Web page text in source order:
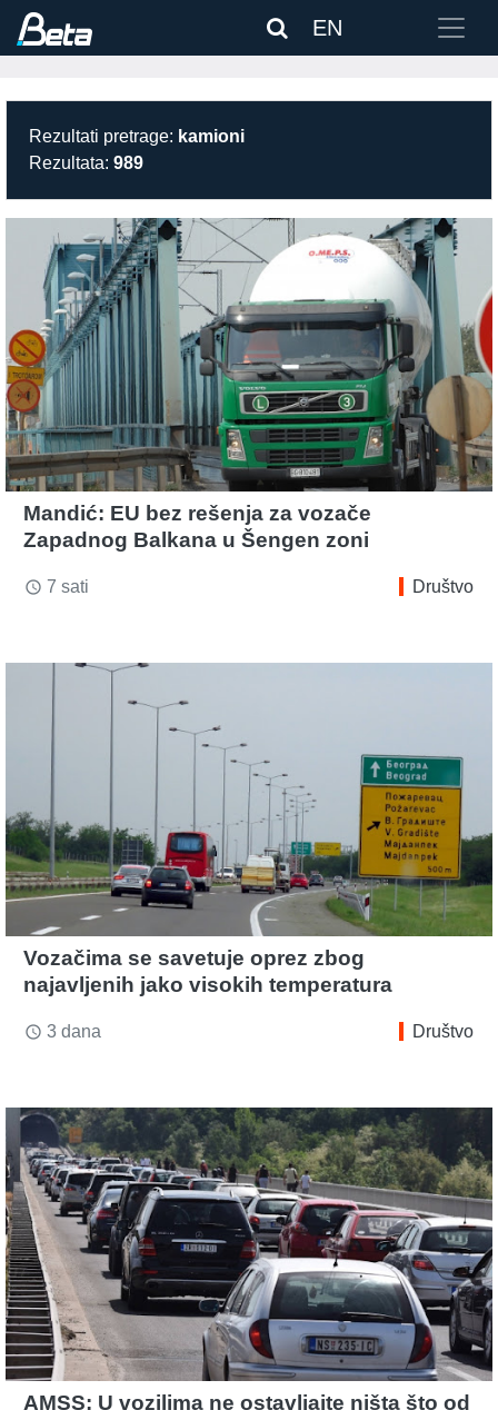
EN
Rezultati pretrage: kamioni
Rezultata: 989
Mandić: EU bez rešenja za vozače
Zapadnog Balkana u Šengen zoni
access_time 7 sati Društvo
Vozačima se savetuje oprez zbog
najavljenih jako visokih temperatura
access_time 3 dana Društvo
AMSS: U vozilima ne ostavljajte ništa što od